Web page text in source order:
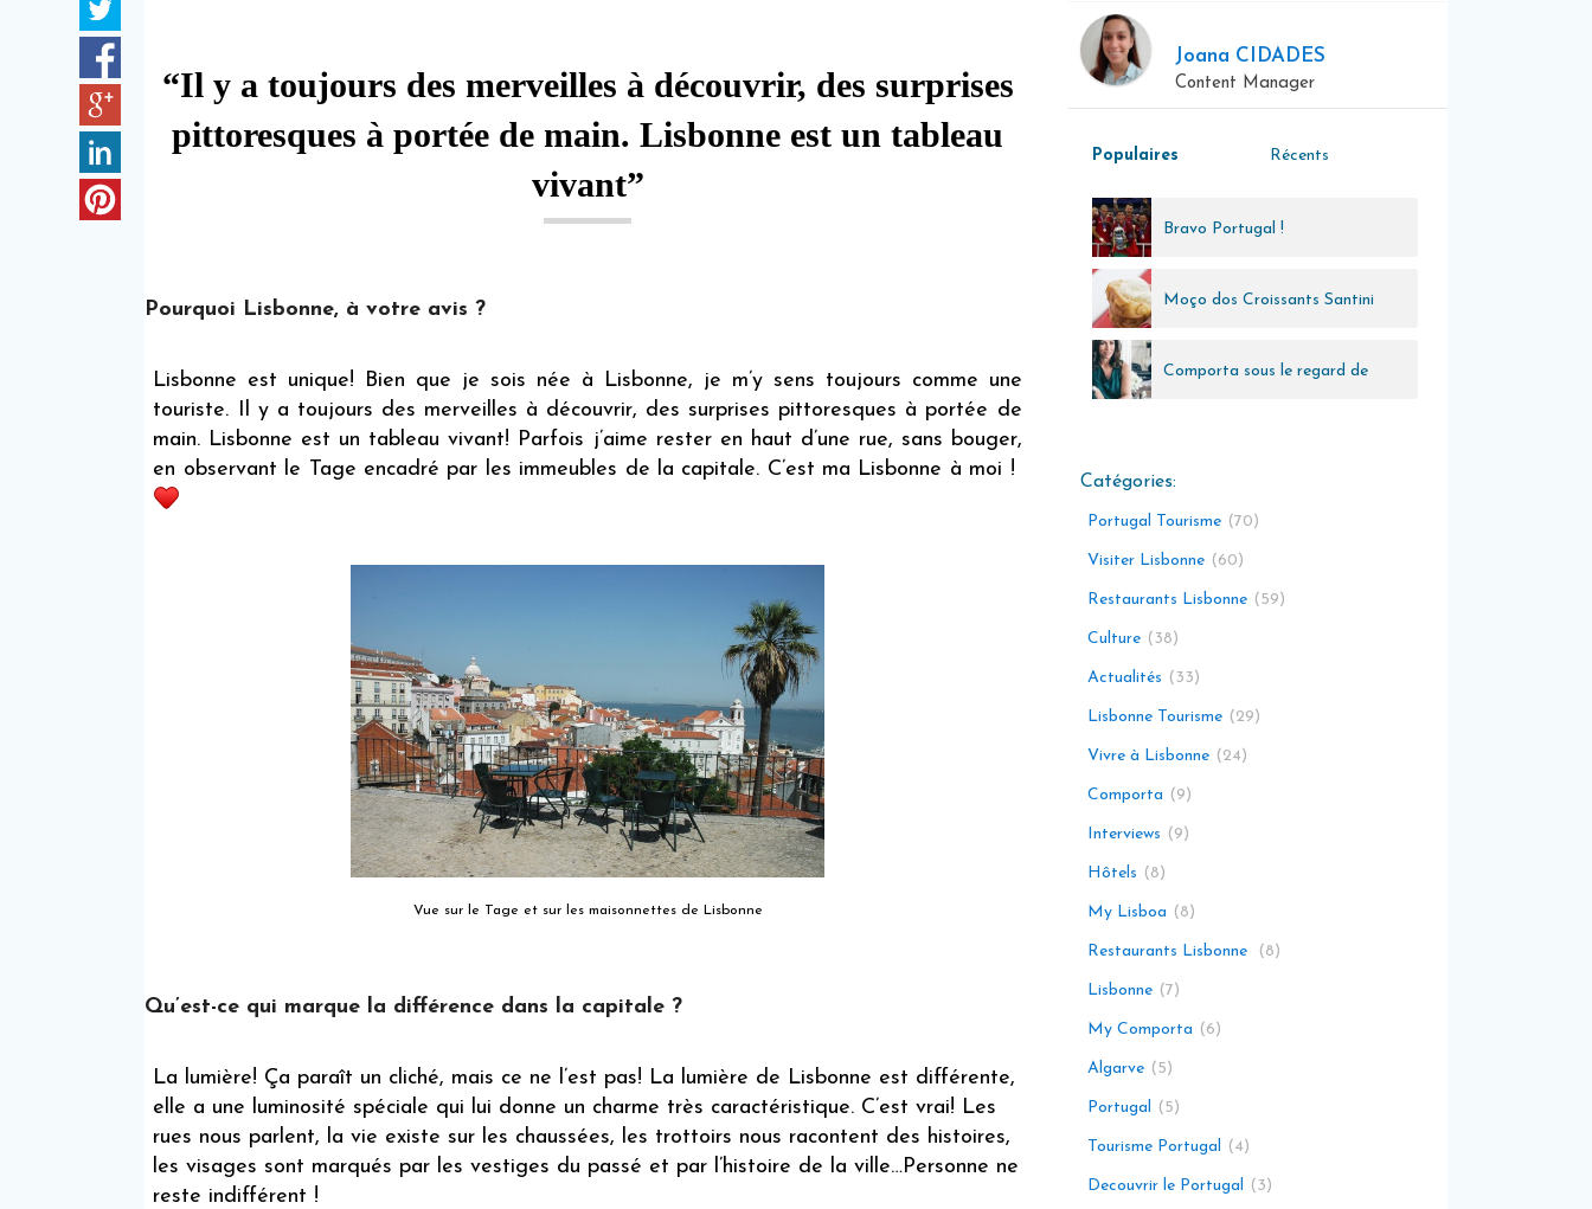
“Il y a toujours des merveilles à découvrir, des surprises
pittoresques à portée de main. Lisbonne est un tableau
vivant”
Pourquoi Lisbonne, à votre avis ?
Lisbonne est unique! Bien que je sois née à Lisbonne, je m’y sens toujours comme une
touriste. Il y a toujours des merveilles à découvrir, des surprises pittoresques à portée de
main. Lisbonne est un tableau vivant! Parfois j’aime rester en haut d’une rue, sans bouger,
en observant le Tage encadré par les immeubles de la capitale. C’est ma Lisbonne à moi !
Vue sur le Tage et sur les maisonnettes de Lisbonne
Qu’est-ce qui marque la différence dans la capitale ?
La lumière! Ça paraît un cliché, mais ce ne l’est pas! La lumière de Lisbonne est différente,
elle a une luminosité spéciale qui lui donne un charme très caractéristique. C’est vrai! Les
rues nous parlent, la vie existe sur les chaussées, les trottoirs nous racontent des histoires,
les visages sont marqués par les vestiges du passé et par l’histoire de la ville…Personne ne
reste indifférent !
Joana CIDADES
Content Manager
Populaires Récents
Bravo Portugal !
Moço dos Croissants Santini
Comporta sous le regard de
Portugal Tourisme 70
Visiter Lisbonne 60
Restaurants Lisbonne 59
Culture 38
Actualités 33
Lisbonne Tourisme 29
Vivre à Lisbonne 24
Comporta 9
Interviews 9
Hôtels 8
My Lisboa 8
Restaurants Lisbonne 8
Lisbonne 7
My Comporta 6
Algarve 5
Portugal 5
Tourisme Portugal 4
Decouvrir le Portugal 3